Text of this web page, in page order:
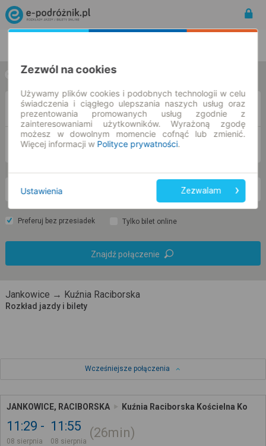
w obie strony
Z
DO
so. 8 sie.
Preferuj bez przesiadek Tylko bilet online
Znajdź połączenie
Jankowice → Kuźnia Raciborska
Rozkład jazdy i bilety
Wcześniejsze połączenia
JANKOWICE, RACIBORSKA Kuźnia Raciborska Kościelna Ko
11:29
08 sierpnia
11:55
08 sierpnia
26min
Zezwól na cookies
Używamy plików cookies i podobnych technologii w celu
świadczenia i ciągłego ulepszania naszych usług oraz
prezentowania promowanych usług zgodnie z
zainteresowaniami użytkowników. Wyrażoną zgodę
możesz w dowolnym momencie cofnąć lub zmienić.
Więcej informacji w Polityce prywatności.
Ustawienia Zezwalam